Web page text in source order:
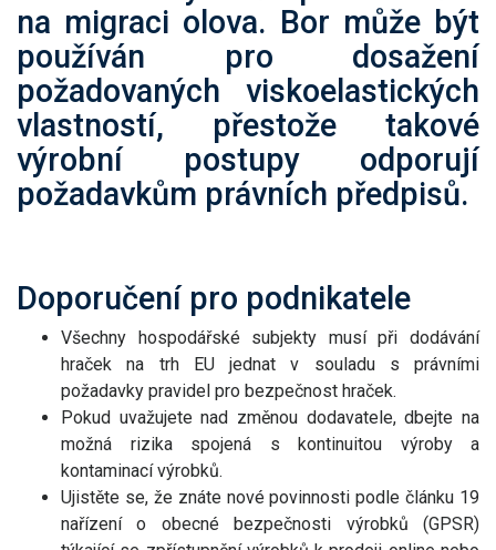
na migraci olova. Bor může být
používán pro dosažení
požadovaných viskoelastických
vlastností, přestože takové
výrobní postupy odporují
požadavkům právních předpisů.
Doporučení pro podnikatele
Všechny hospodářské subjekty musí při dodávání
hraček na trh EU jednat v souladu s právními
požadavky pravidel pro bezpečnost hraček.
Pokud uvažujete nad změnou dodavatele, dbejte na
možná rizika spojená s kontinuitou výroby a
kontaminací výrobků.
Ujistěte se, že znáte nové povinnosti podle článku 19
nařízení o obecné bezpečnosti výrobků (GPSR)